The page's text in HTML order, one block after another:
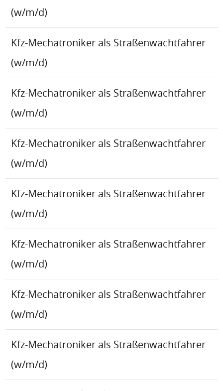
(w/m/d)
Kfz-Mechatroniker als Straßenwachtfahrer
(w/m/d)
Kfz-Mechatroniker als Straßenwachtfahrer
(w/m/d)
Kfz-Mechatroniker als Straßenwachtfahrer
(w/m/d)
Kfz-Mechatroniker als Straßenwachtfahrer
(w/m/d)
Kfz-Mechatroniker als Straßenwachtfahrer
(w/m/d)
Kfz-Mechatroniker als Straßenwachtfahrer
(w/m/d)
Kfz-Mechatroniker als Straßenwachtfahrer
(w/m/d)